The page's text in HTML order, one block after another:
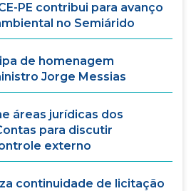
PE contribui para avanço
no Semiárido
de homenagem
Jorge Messias
áreas jurídicas dos
para discutir
externo
continuidade de licitação